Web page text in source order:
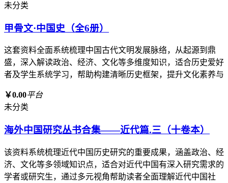
未分类
甲骨文·中国史（全6册）
这套资料全面系统梳理中国古代文明发展脉络，从起源到鼎
盛，深入解读政治、经济、文化等多维度知识，适合历史爱好
者及学生系统学习，帮助构建清晰历史框架，提升文化素养与
￥0.00平台
未分类
海外中国研究丛书合集——近代篇.三（十卷本）
该资料系统梳理近代中国历史研究的重要成果，涵盖政治、经
济、文化等多领域知识点，适合对近代中国有深入研究需求的
学者或研究生，通过多元视角帮助读者全面理解近代中国社